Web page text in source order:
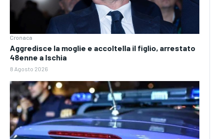
Cronaca
Aggredisce la moglie e accoltella il figlio, arrestato
48enne a Ischia
8 Agosto 2026